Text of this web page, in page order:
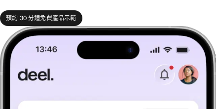
預約 30 分鐘免費產品示範